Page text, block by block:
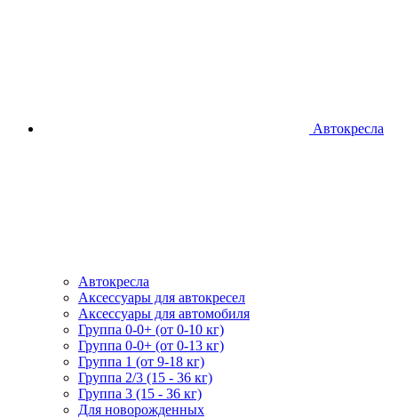
Автокресла
Автокресла
Аксессуары для автокресел
Аксессуары для автомобиля
Группа 0-0+ (от 0-10 кг)
Группа 0-0+ (от 0-13 кг)
Группа 1 (от 9-18 кг)
Группа 2/3 (15 - 36 кг)
Группа 3 (15 - 36 кг)
Для новорожденных